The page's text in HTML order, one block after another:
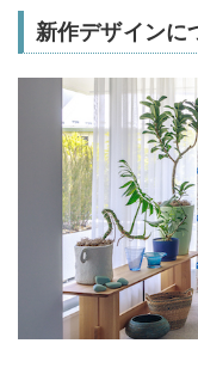
新作デザインに